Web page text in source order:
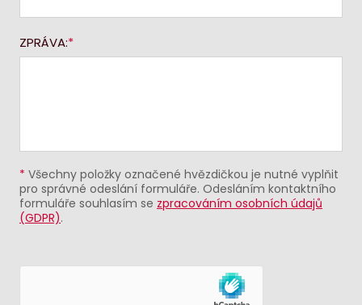
ZPRÁVA:
* Všechny položky označené hvězdičkou je nutné vyplňit
pro správné odeslání formuláře. Odesláním kontaktního
formuláře souhlasím se zpracováním osobních údajů
(GDPR).